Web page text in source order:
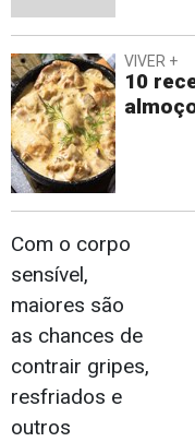
VIVER +
10
Com o corpo
sensível,
maiores são
as chances de
contrair gripes,
resfriados e
outros